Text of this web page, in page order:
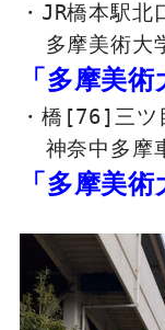
・JR橋本駅
多摩美術大
「多摩美
・橋[76]三ツ
神奈中多摩